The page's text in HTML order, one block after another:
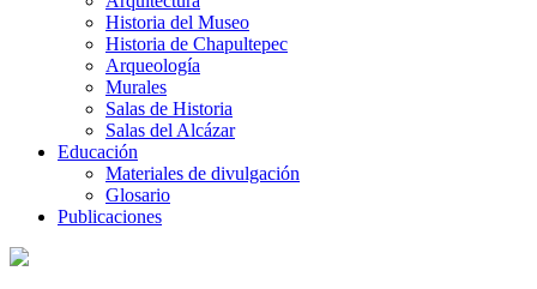
Historia del Museo
Historia de Chapultepec
Arqueología
Murales
Salas de Historia
Salas del Alcázar
Educación
Materiales de divulgación
Glosario
Publicaciones